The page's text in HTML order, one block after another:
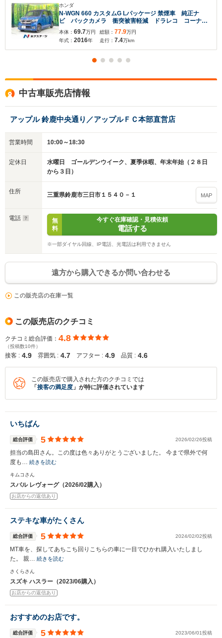
ホンダ
N-WGN 660 カスタムG Lパッケージ 禁煙車 純正ナ
ビ バックカメラ 衝突被害軽減 ドラレコ コーナー
センサー スマートキー HIDヘッド ETC クルコ
ン 純正15インチアルミ オートハイビーム オートラ
イト オートエアコン
本体： 69.7万円
年式： 2016年
総額： 77.9万円
走行： 7.4万km
中古車販売店情報
アップル 鈴鹿中央通り／アップルＦＣ本部直営店
営業時間 10:00～18:30
定休日
水曜日 ゴールデンウイーク、夏季休暇、年末年始（２８日
から３日）
住所 三重県鈴鹿市三日市１５４０－１ MAP
電話
無
料
今すぐ在庫確認・見積依頼
電話する
※一部ダイヤル回線、IP電話、光電話は利用できません
遠方から購入できるか問い合わせる
この販売店の在庫一覧
この販売店のクチコミ
クチコミ総合評価： 4.8
（投稿数10件）
接客 : 4.9 雰囲気 : 4.7 アフター : 4.9 品質 : 4.6
この販売店で購入された方のクチコミでは
「 接客の満足度 」が特に評価されています
いちばん
総合評価 5 2026/02/26投稿
担当の島田さん。この度は色々ありがとうございました。 今まで県外で何
度も… 続きを読む
キムコさん
スバル レヴォーグ（2026/02購入）
お店からの返信あり
ステキな車がたくさん
総合評価 5 2024/02/02投稿
MT車を、探してあちこち回りこちらの車に一目でひかれ購入いたしまし
た。 親… 続きを読む
さくらさん
スズキ ハスラー（2023/06購入）
お店からの返信あり
おすすめのお店です。
総合評価 5 2023/06/01投稿